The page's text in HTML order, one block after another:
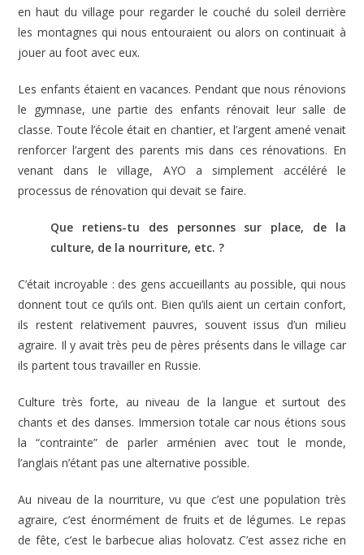
en haut du village pour regarder le couché du soleil derrière
les montagnes qui nous entouraient ou alors on continuait à
jouer au foot avec eux.
Les enfants étaient en vacances. Pendant que nous rénovions
le gymnase, une partie des enfants rénovait leur salle de
classe. Toute l’école était en chantier, et l’argent amené venait
renforcer l’argent des parents mis dans ces rénovations. En
venant dans le village, AYO a simplement accéléré le
processus de rénovation qui devait se faire.
Que retiens-tu des personnes sur place, de la
culture, de la nourriture, etc. ?
C’était incroyable : des gens accueillants au possible, qui nous
donnent tout ce qu’ils ont. Bien qu’ils aient un certain confort,
ils restent relativement pauvres, souvent issus d’un milieu
agraire. Il y avait très peu de pères présents dans le village car
ils partent tous travailler en Russie.
Culture très forte, au niveau de la langue et surtout des
chants et des danses. Immersion totale car nous étions sous
la “contrainte” de parler arménien avec tout le monde,
l’anglais n’étant pas une alternative possible.
Au niveau de la nourriture, vu que c’est une population très
agraire, c’est énormément de fruits et de légumes. Le repas
de fête, c’est le barbecue alias holovatz. C’est assez riche en